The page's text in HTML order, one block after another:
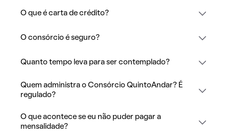
O que é carta de crédito?
O consórcio é seguro?
Quanto tempo leva para ser contemplado?
Quem administra o Consórcio QuintoAndar? É
regulado?
O que acontece se eu não puder pagar a
mensalidade?